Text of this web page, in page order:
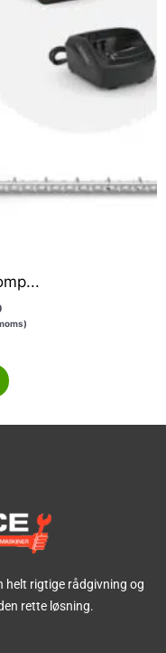
helt rigtige rådgivning og
rette løsning.